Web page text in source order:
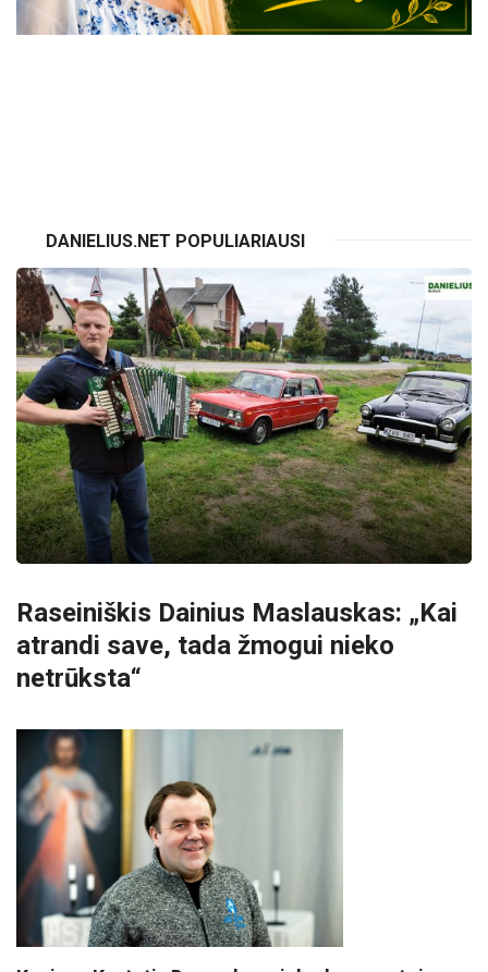
DANIELIUS.NET POPULIARIAUSI
Raseiniškis Dainius Maslauskas: „Kai
atrandi save, tada žmogui nieko
netrūksta“